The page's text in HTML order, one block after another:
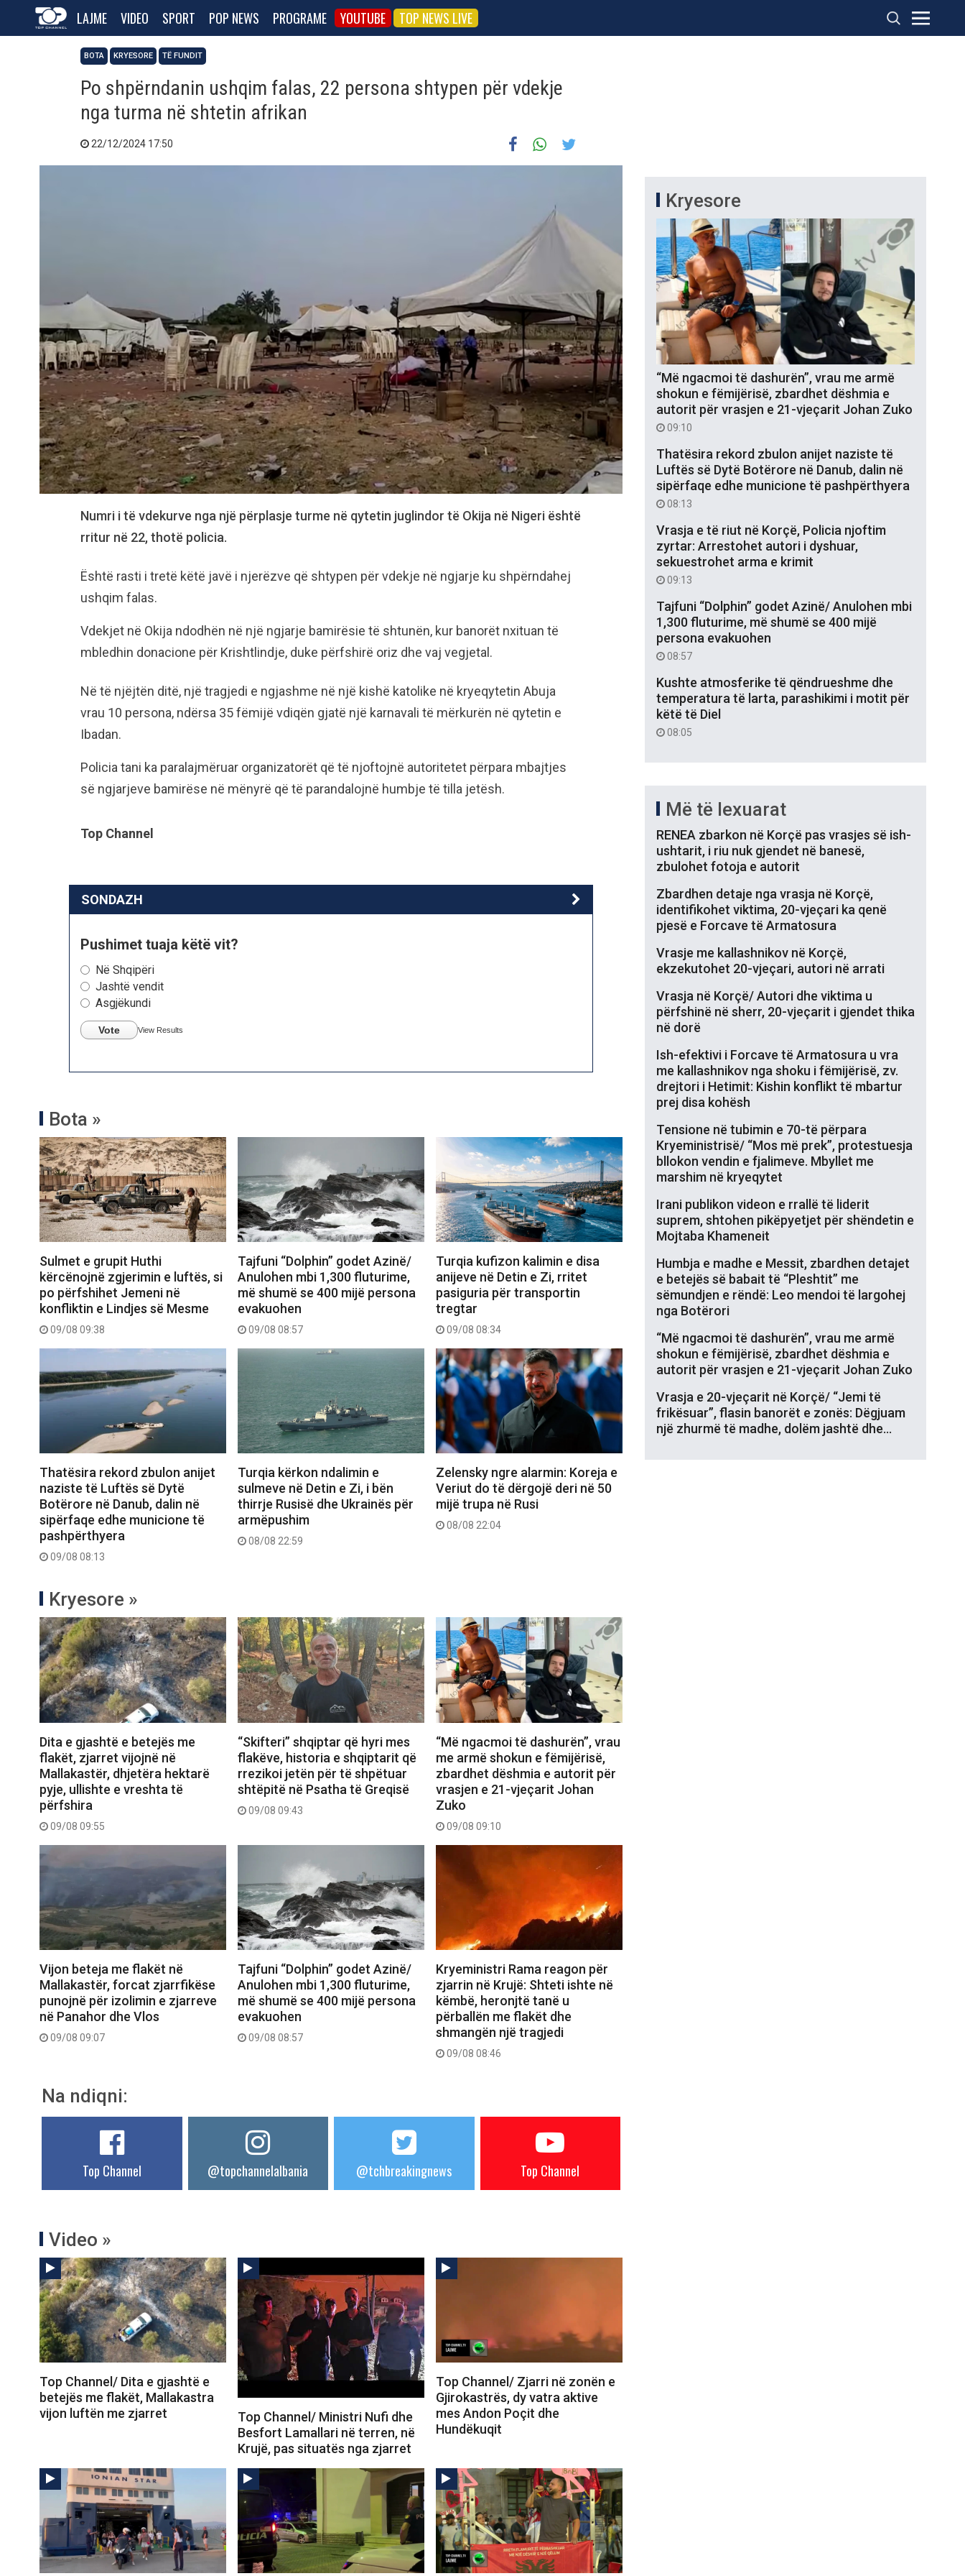
LAJME VIDEO SPORT POP NEWS PROGRAME YOUTUBE TOP NEWS LIVE
BOTA KRYESORE TË FUNDIT
Po shpërndanin ushqim falas, 22 persona shtypen për vdekje
nga turma në shtetin afrikan
22/12/2024 17:50
Numri i të vdekurve nga një përplasje turme në qytetin juglindor të Okija në Nigeri është
rritur në 22, thotë policia.
Është rasti i tretë këtë javë i njerëzve që shtypen për vdekje në ngjarje ku shpërndahej
ushqim falas.
Vdekjet në Okija ndodhën në një ngjarje bamirësie të shtunën, kur banorët nxituan të
mbledhin donacione për Krishtlindje, duke përfshirë oriz dhe vaj vegjetal.
Në të njëjtën ditë, një tragjedi e ngjashme në një kishë katolike në kryeqytetin Abuja
vrau 10 persona, ndërsa 35 fëmijë vdiqën gjatë një karnavali të mërkurën në qytetin e
Ibadan.
Policia tani ka paralajmëruar organizatorët që të njoftojnë autoritetet përpara mbajtjes
së ngjarjeve bamirëse në mënyrë që të parandalojnë humbje të tilla jetësh.
Top Channel
SONDAZH
Pushimet tuaja këtë vit?
Në Shqipëri
Jashtë vendit
Asgjëkundi
Vote View Results
Bota »
Sulmet e grupit Huthi
kërcënojnë zgjerimin e luftës, si
po përfshihet Jemeni në
konfliktin e Lindjes së Mesme
09/08 09:38
Tajfuni “Dolphin” godet Azinë/
Anulohen mbi 1,300 fluturime,
më shumë se 400 mijë persona
evakuohen
09/08 08:57
Turqia kufizon kalimin e disa
anijeve në Detin e Zi, rritet
pasiguria për transportin
tregtar
09/08 08:34
Thatësira rekord zbulon anijet
naziste të Luftës së Dytë
Botërore në Danub, dalin në
sipërfaqe edhe municione të
pashpërthyera
09/08 08:13
Turqia kërkon ndalimin e
sulmeve në Detin e Zi, i bën
thirrje Rusisë dhe Ukrainës për
armëpushim
08/08 22:59
Zelensky ngre alarmin: Koreja e
Veriut do të dërgojë deri në 50
mijë trupa në Rusi
08/08 22:04
Kryesore »
Dita e gjashtë e betejës me
flakët, zjarret vijojnë në
Mallakastër, dhjetëra hektarë
pyje, ullishte e vreshta të
përfshira
09/08 09:55
“Skifteri” shqiptar që hyri mes
flakëve, historia e shqiptarit që
rrezikoi jetën për të shpëtuar
shtëpitë në Psatha të Greqisë
09/08 09:43
“Më ngacmoi të dashurën”, vrau
me armë shokun e fëmijërisë,
zbardhet dëshmia e autorit për
vrasjen e 21-vjeçarit Johan
Zuko
09/08 09:10
Vijon beteja me flakët në
Mallakastër, forcat zjarrfikëse
punojnë për izolimin e zjarreve
në Panahor dhe Vlos
09/08 09:07
Tajfuni “Dolphin” godet Azinë/
Anulohen mbi 1,300 fluturime,
më shumë se 400 mijë persona
evakuohen
09/08 08:57
Kryeministri Rama reagon për
zjarrin në Krujë: Shteti ishte në
këmbë, heronjtë tanë u
përballën me flakët dhe
shmangën një tragjedi
09/08 08:46
Na ndiqni:
Top Channel @topchannelalbania @tchbreakingnews Top Channel
Video »
Top Channel/ Dita e gjashtë e
betejës me flakët, Mallakastra
vijon luftën me zjarret
Top Channel/ Ministri Nufi dhe
Besfort Lamallari në terren, në
Krujë, pas situatës nga zjarret
Top Channel/ Zjarri në zonën e
Gjirokastrës, dy vatra aktive
mes Andon Poçit dhe
Hundëkuqit
Kryesore
“Më ngacmoi të dashurën”, vrau me armë
shokun e fëmijërisë, zbardhet dëshmia e
autorit për vrasjen e 21-vjeçarit Johan Zuko
09:10
Thatësira rekord zbulon anijet naziste të
Luftës së Dytë Botërore në Danub, dalin në
sipërfaqe edhe municione të pashpërthyera
08:13
Vrasja e të riut në Korçë, Policia njoftim
zyrtar: Arrestohet autori i dyshuar,
sekuestrohet arma e krimit
09:13
Tajfuni “Dolphin” godet Azinë/ Anulohen mbi
1,300 fluturime, më shumë se 400 mijë
persona evakuohen
08:57
Kushte atmosferike të qëndrueshme dhe
temperatura të larta, parashikimi i motit për
këtë të Diel
08:05
Më të lexuarat
RENEA zbarkon në Korçë pas vrasjes së ish-
ushtarit, i riu nuk gjendet në banesë,
zbulohet fotoja e autorit
Zbardhen detaje nga vrasja në Korçë,
identifikohet viktima, 20-vjeçari ka qenë
pjesë e Forcave të Armatosura
Vrasje me kallashnikov në Korçë,
ekzekutohet 20-vjeçari, autori në arrati
Vrasja në Korçë/ Autori dhe viktima u
përfshinë në sherr, 20-vjeçarit i gjendet thika
në dorë
Ish-efektivi i Forcave të Armatosura u vra
me kallashnikov nga shoku i fëmijërisë, zv.
drejtori i Hetimit: Kishin konflikt të mbartur
prej disa kohësh
Tensione në tubimin e 70-të përpara
Kryeministrisë/ “Mos më prek”, protestuesja
bllokon vendin e fjalimeve. Mbyllet me
marshim në kryeqytet
Irani publikon videon e rrallë të liderit
suprem, shtohen pikëpyetjet për shëndetin e
Mojtaba Khameneit
Humbja e madhe e Messit, zbardhen detajet
e betejës së babait të “Pleshtit” me
sëmundjen e rëndë: Leo mendoi të largohej
nga Botërori
“Më ngacmoi të dashurën”, vrau me armë
shokun e fëmijërisë, zbardhet dëshmia e
autorit për vrasjen e 21-vjeçarit Johan Zuko
Vrasja e 20-vjeçarit në Korçë/ “Jemi të
frikësuar”, flasin banorët e zonës: Dëgjuam
një zhurmë të madhe, dolëm jashtë dhe…